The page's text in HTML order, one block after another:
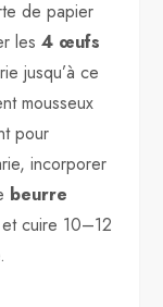
de papier
les4 œufs
jusqu’à ce
mousseux
pour
incorporer
beurre
cuire 10–12